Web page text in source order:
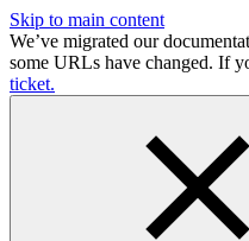
Skip to main content
We’ve migrated our
some URLs have changed. If
ticket.